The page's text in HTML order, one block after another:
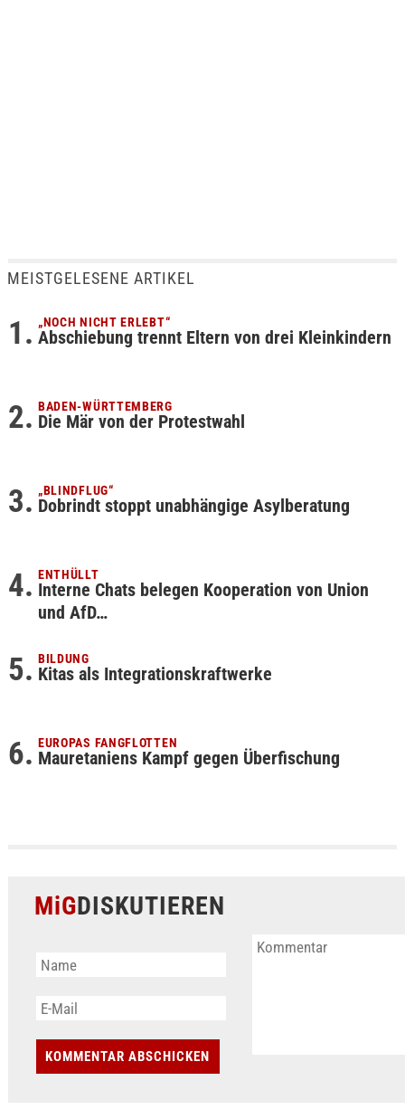
MEISTGELESENE ARTIKEL
„NOCH NICHT ERLEBT“
Abschiebung trennt Eltern von drei Kleinkindern
BADEN-WÜRTTEMBERG
Die Mär von der Protestwahl
„BLINDFLUG“
Dobrindt stoppt unabhängige Asylberatung
ENTHÜLLT
Interne Chats belegen Kooperation von Union
und AfD…
BILDUNG
Kitas als Integrationskraftwerke
EUROPAS FANGFLOTTEN
Mauretaniens Kampf gegen Überfischung
MiGDISKUTIEREN